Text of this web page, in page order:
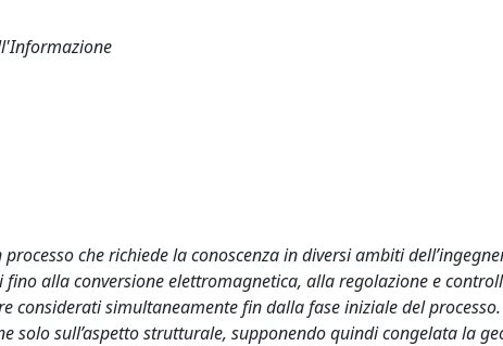
che richiede la conoscenza in diversi ambiti
alla conversione elettromagnetica, alla regolazione e
considerati simultaneamente fin dalla fase iniziale del
solo sull’aspetto strutturale, supponendo quindi congelata la